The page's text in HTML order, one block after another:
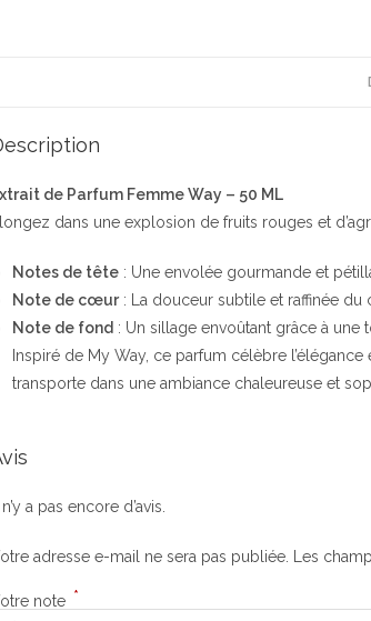
de Parfum Femme Way – 50 ML
dans une explosion de fruits rouges et
Notes de tête : Une envolée gourmande et
Note de cœur: La douceur subtile et raffinée du
Note de fond : Un sillage envoûtant grâce à une
Inspiré de My Way, ce parfum célèbre
transporte dans une ambiance chaleureuse et
Il n’y a pas encore d’avis.
adresse e-mail ne sera pas publiée. Les
note *